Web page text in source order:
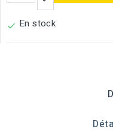
 En stock